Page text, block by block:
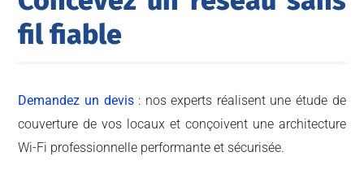
fil fiable
Demandez un devis: nos experts réalisent une étude de
couverture de vos locaux et conçoivent une architecture
Wi-Fi professionnelle performante et sécurisée.